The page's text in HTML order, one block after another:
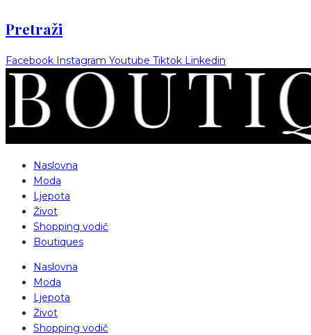
Pretraži
Facebook Instagram Youtube Tiktok Linkedin
Naslovna
Moda
Ljepota
Život
Shopping vodič
Boutiques
Naslovna
Moda
Ljepota
Život
Shopping vodič